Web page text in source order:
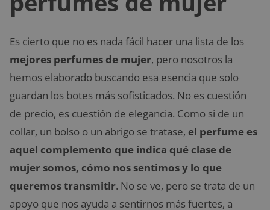
Es cierto que no es nada fácil hacer una lista de los
mejores perfumes de mujer, pero nosotros la
hemos elaborado buscando esa esencia que solo
guardan los botes más sofisticados. No es cuestión
de precio, es cuestión de elegancia. Como si de un
collar, un bolso o un abrigo se tratase, el perfume es
aquel complemento que indica qué clase de
mujer somos, cómo nos sentimos y lo que
queremos transmitir. No se ve, pero se trata de un
apoyo que nos ayuda a sentirnos más fuertes, a